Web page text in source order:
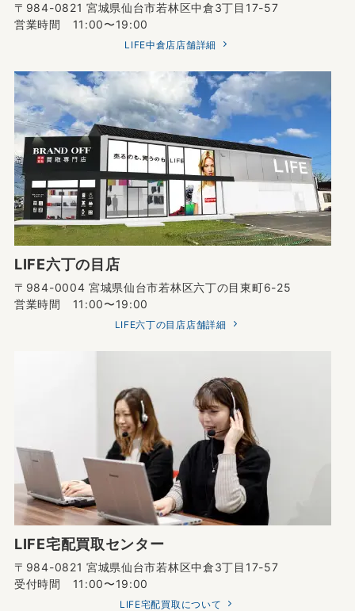
〒984-0821 宮城県仙台市若林区中倉3丁目17-57
営業時間 11:00〜19:00
LIFE中倉店店舗詳細
LIFE六丁の目店
〒984-0004 宮城県仙台市若林区六丁の目東町6-25
営業時間 11:00〜19:00
LIFE六丁の目店店舗詳細
LIFE宅配買取センター
〒984-0821 宮城県仙台市若林区中倉3丁目17-57
受付時間 11:00〜19:00
LIFE宅配買取について